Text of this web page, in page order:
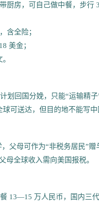
厨房，可自己做中餐，步行
含全险；
美金；
划回国分娩，只能“运输精
可送达，但目的地不能写中
父母可作为“非税务居民”赠
母全球收入需向美国报税。
13—15 万人民币，国内三